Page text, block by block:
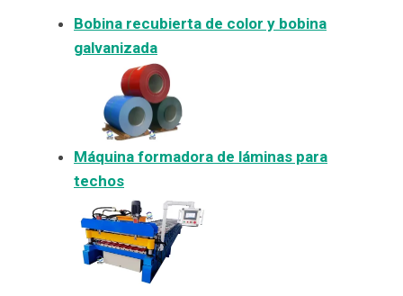
Bobina recubierta de color y bobina
galvanizada
Máquina formadora de láminas para
techos